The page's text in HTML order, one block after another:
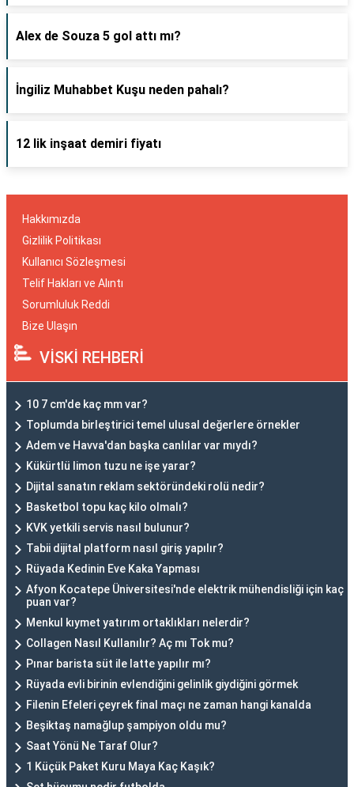
Alex de Souza 5 gol attı mı?
İngiliz Muhabbet Kuşu neden pahalı?
12 lik inşaat demiri fiyatı
Hakkımızda
Gizlilik Politikası
Kullanıcı Sözleşmesi
Telif Hakları ve Alıntı
Sorumluluk Reddi
Bize Ulaşın
VİSKİ REHBERİ
10 7 cm'de kaç mm var?
Toplumda birleştirici temel ulusal değerlere örnekler
Adem ve Havva'dan başka canlılar var mıydı?
Kükürtlü limon tuzu ne işe yarar?
Dijital sanatın reklam sektöründeki rolü nedir?
Basketbol topu kaç kilo olmalı?
KVK yetkili servis nasıl bulunur?
Tabii dijital platform nasıl giriş yapılır?
Rüyada Kedinin Eve Kaka Yapması
Afyon Kocatepe Üniversitesi'nde elektrik mühendisliği için kaç
puan var?
Menkul kıymet yatırım ortaklıkları nelerdir?
Collagen Nasıl Kullanılır? Aç mı Tok mu?
Pınar barista süt ile latte yapılır mı?
Rüyada evli birinin evlendiğini gelinlik giydiğini görmek
Filenin Efeleri çeyrek final maçı ne zaman hangi kanalda
Beşiktaş namağlup şampiyon oldu mu?
Saat Yönü Ne Taraf Olur?
1 Küçük Paket Kuru Maya Kaç Kaşık?